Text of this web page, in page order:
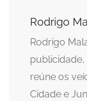
Rodrigo
Rodrigo
publicidade,
reúne os
Cidade e